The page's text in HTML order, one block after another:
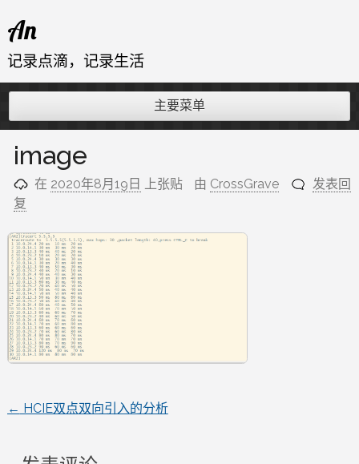
至
内
An
记录点滴，记录生活
主要菜单
image
在 2020年8月19日 上张贴 由 CrossGrave
发表回
复
文
章
← HCIE双点双向引入的分析